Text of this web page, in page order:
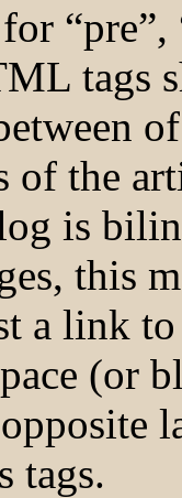
tags
of the
is
this
a link
(or
tags.